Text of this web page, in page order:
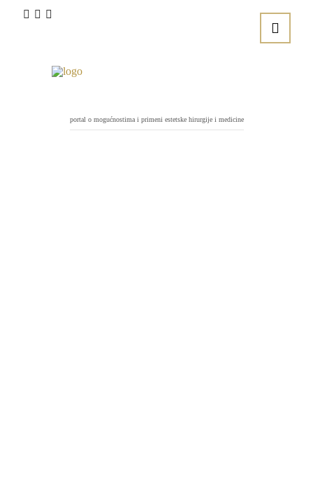
portal o mogućnostima i primeni estetske hirurgije i medicine